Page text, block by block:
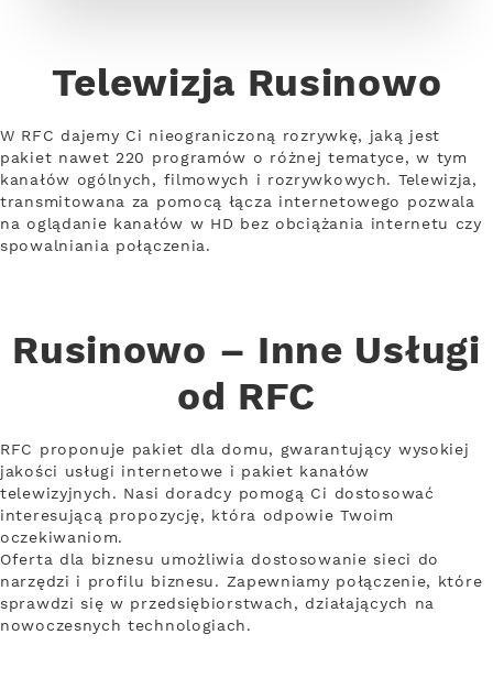
Telewizja Rusinowo
W RFC dajemy Ci nieograniczoną rozrywkę, jaką jest
pakiet nawet 220 programów o różnej tematyce, w tym
kanałów ogólnych, filmowych i rozrywkowych. Telewizja,
transmitowana za pomocą łącza internetowego pozwala
na oglądanie kanałów w HD bez obciążania internetu czy
spowalniania połączenia.
Rusinowo – Inne Usługi
od RFC
RFC proponuje pakiet dla domu, gwarantujący wysokiej
jakości usługi internetowe i pakiet kanałów
telewizyjnych. Nasi doradcy pomogą Ci dostosować
interesującą propozycję, która odpowie Twoim
oczekiwaniom.
Oferta dla biznesu umożliwia dostosowanie sieci do
narzędzi i profilu biznesu. Zapewniamy połączenie, które
sprawdzi się w przedsiębiorstwach, działających na
nowoczesnych technologiach.